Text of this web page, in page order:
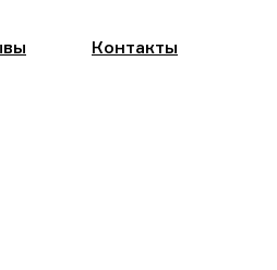
Контакты